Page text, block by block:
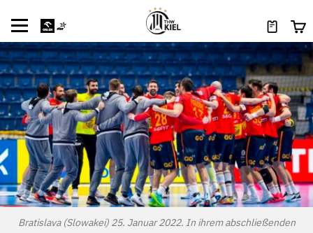
Bratislava (Slowakei) 25. Januar 2022. In ihrem abschließenden